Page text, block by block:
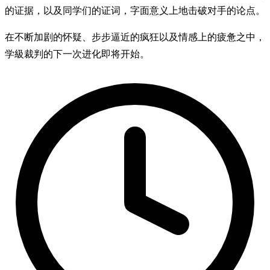
的证据，以及同学们的证词，字面意义上地击破对手的论点。
在不断加剧的怀疑、步步逼近的疯狂以及情感上的疲惫之中，
学級裁判的下一次进化即将开始。